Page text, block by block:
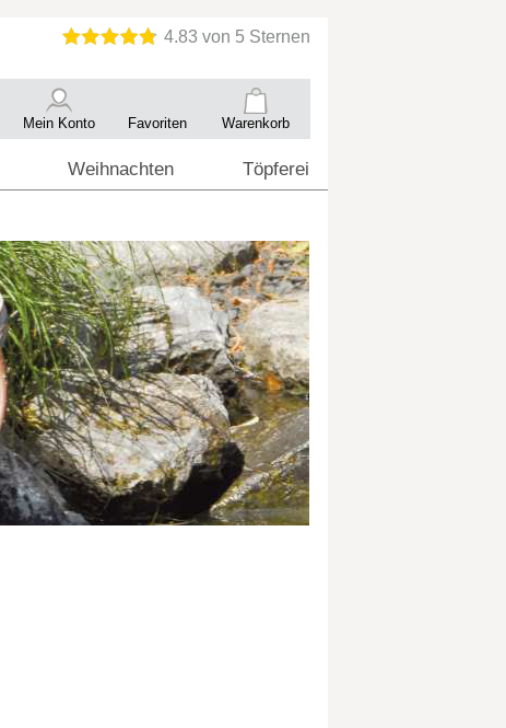
Mein Konto Favoriten Warenkorb
Weihnachten Töpferei